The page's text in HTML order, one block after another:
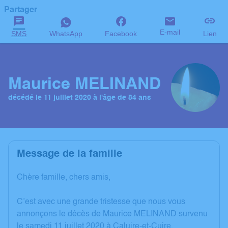
Partager
SMS WhatsApp Facebook E-mail Lien
Maurice MELINAND
décédé le 11 juillet 2020 à l'âge de 84 ans
Message de la famille
Chère famille, chers amis,
C’est avec une grande tristesse que nous vous
annonçons le décès de Maurice MELINAND survenu